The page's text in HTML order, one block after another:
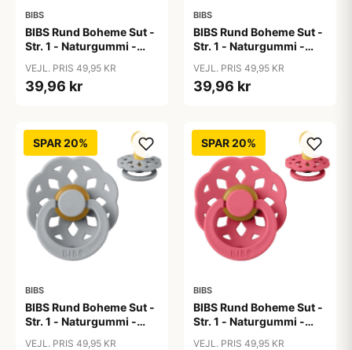
BIBS
BIBS Rund Boheme Sut -
Str. 1 - Naturgummi -
VEJL. PRIS 49,95 KR
39,96 kr
BIBS
BIBS Rund Boheme Sut -
Str. 1 - Naturgummi -
VEJL. PRIS 49,95 KR
39,96 kr
SPAR 20%
BIBS
BIBS Rund Boheme Sut -
Str. 1 - Naturgummi -
VEJL. PRIS 49,95 KR
SPAR 20%
BIBS
BIBS Rund Boheme Sut -
Str. 1 - Naturgummi -
VEJL. PRIS 49,95 KR